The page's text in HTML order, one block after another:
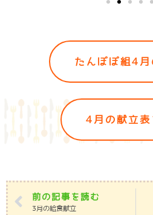
たんぽぽ組4月
4月の献立表
前の記事を読む
3月の給食献立